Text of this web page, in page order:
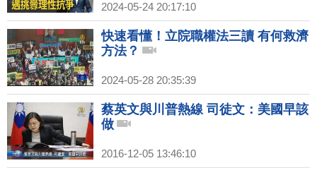
2024-05-24 20:17:10
快速看懂！立院職權法三讀 有何救濟
方法？
2024-05-28 20:35:39
蔡英文與川普熱線 司徒文：美國早該
做
2016-12-05 13:46:10